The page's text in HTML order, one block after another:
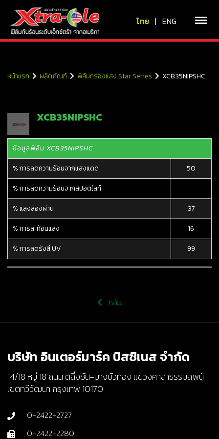
ไทย | ENG
หน้าแรก ผลิตภัณฑ์ ฟิล์มกรองแสง Star Series XCB35NIPSHC
XCB35NIPSHC
ข้อมูลฟิล์ม XCB35NIPSHC
% การลดความร้อนจากแสงแดด
50
% การลดความร้อนจากสปอตไลท์
% แสงส่องผ่าน
37
% การสะท้อนแสง
16
% การลดรังสี UV
99
กลับ
บริษัท อินเตอร์มาร์ค บิสซิเนส จำกัด
14/18 หมู่ 18 ถนน ตลิ่งชัน-บางบัวทอง แขวงศาลาธรรมสพน์
เขตทวีวัฒนา กรุงเทพ 10170
0-2422-2727
0-2422-2280